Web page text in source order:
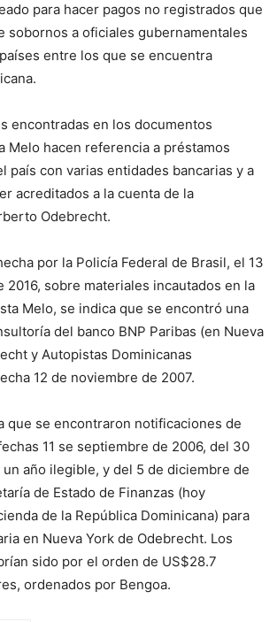
para hacer pagos no registrados que
sobornos a oficiales gubernamentales
entre los que se encuentra
encontradas en los documentos
Melo hacen referencia a préstamos
país con varias entidades bancarias y a
acreditados a la cuenta de la
Odebrecht.
por la Policía Federal de Brasil, el 13
2016, sobre materiales incautados en la
Melo, se indica que se encontró una
del banco BNP Paribas (en Nueva
y Autopistas Dominicanas
12 de noviembre de 2007.
que se encontraron notificaciones de
11 se septiembre de 2006, del 30
año ilegible, y del 5 de diciembre de
de Estado de Finanzas (hoy
de la República Dominicana) para
en Nueva York de Odebrecht. Los
sido por el orden de US$28.7
ordenados por Bengoa.